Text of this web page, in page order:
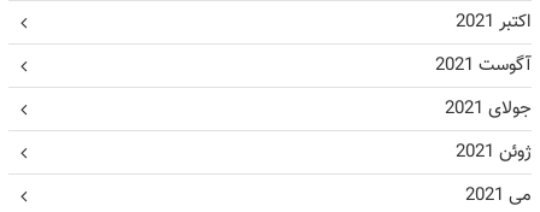
اکتبر 2021
آگوست 2021
جولای 2021
ژوئن 2021
می 2021